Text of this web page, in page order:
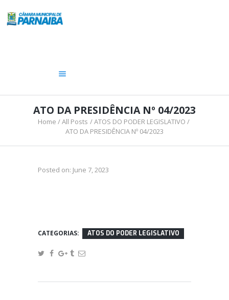
ATO DA PRESIDÊNCIA Nº 04/2023
Home All Posts
ATOS DO PODER LEGISLATIVO
ATO DA PRESIDÊNCIA Nº 04/2023
VEREADORES
Posted on: June 7, 2023
CATEGORIAS: ATOS DO PODER LEGISLATIVO